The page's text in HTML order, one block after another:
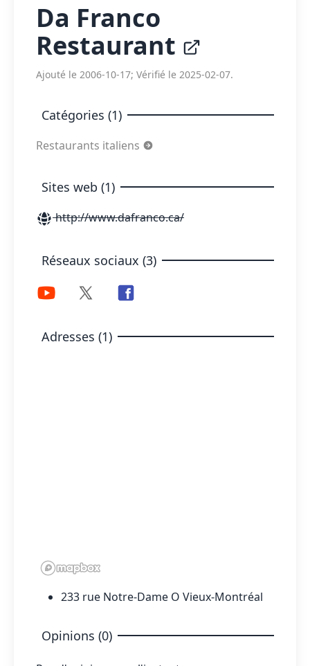
Da Franco
Restaurant
Ajouté le 2006-10-17; Vérifié le 2025-02-07.
Catégories (1)
Restaurants italiens
Sites web (1)
http://www.dafranco.ca/
Réseaux sociaux (3)
Adresses (1)
233 rue Notre-Dame O Vieux-Montréal
Opinions (0)